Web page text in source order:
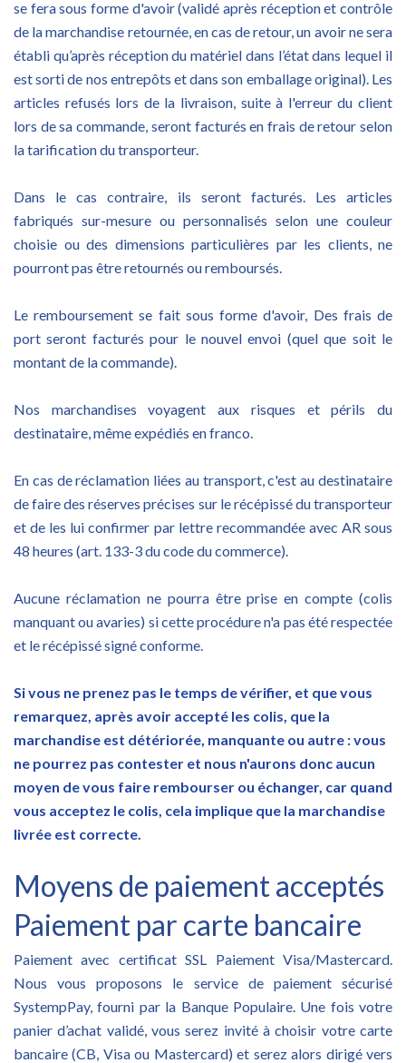
se fera sous forme d'avoir (validé après réception et contrôle
de la marchandise retournée, en cas de retour, un avoir ne sera
établi qu’après réception du matériel dans l’état dans lequel il
est sorti de nos entrepôts et dans son emballage original). Les
articles refusés lors de la livraison, suite à l'erreur du client
lors de sa commande, seront facturés en frais de retour selon
la tarification du transporteur.
Dans le cas contraire, ils seront facturés. Les articles
fabriqués sur-mesure ou personnalisés selon une couleur
choisie ou des dimensions particulières par les clients, ne
pourront pas être retournés ou remboursés.
Le remboursement se fait sous forme d'avoir, Des frais de
port seront facturés pour le nouvel envoi (quel que soit le
montant de la commande).
Nos marchandises voyagent aux risques et périls du
destinataire, même expédiés en franco.
En cas de réclamation liées au transport, c'est au destinataire
de faire des réserves précises sur le récépissé du transporteur
et de les lui confirmer par lettre recommandée avec AR sous
48 heures (art. 133-3 du code du commerce).
Aucune réclamation ne pourra être prise en compte (colis
manquant ou avaries) si cette procédure n'a pas été respectée
et le récépissé signé conforme.
Si vous ne prenez pas le temps de vérifier, et que vous
remarquez, après avoir accepté les colis, que la
marchandise est détériorée, manquante ou autre :vous
ne pourrez pas contester et nous n'aurons donc aucun
moyen de vous faire rembourser ou échanger, car quand
vous acceptez le colis, cela implique que la marchandise
livrée est correcte.
Moyens de paiement acceptés
Paiement par carte bancaire
Paiement avec certificat SSL Paiement Visa/Mastercard.
Nous vous proposons le service de paiement sécurisé
SystempPay, fourni par la Banque Populaire. Une fois votre
panier d’achat validé, vous serez invité à choisir votre carte
bancaire (CB, Visa ou Mastercard) et serez alors dirigé vers